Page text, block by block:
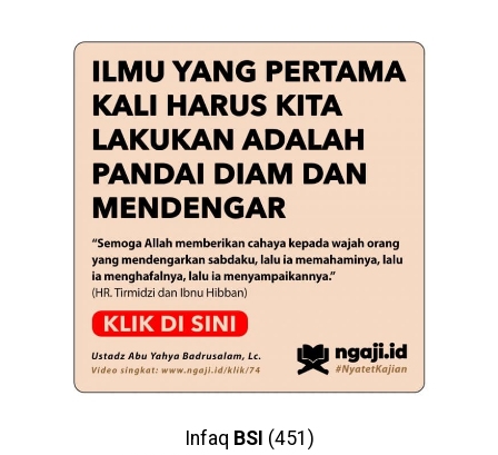
Infaq BSI (451)